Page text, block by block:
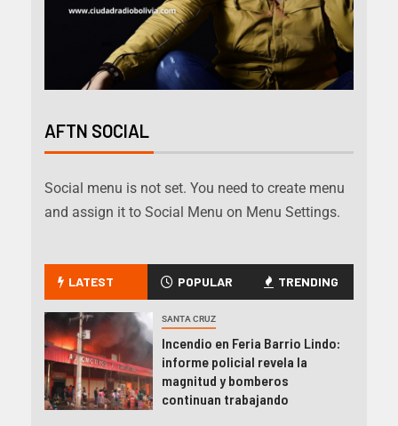
AFTN SOCIAL
Social menu is not set. You need to create menu
and assign it to Social Menu on Menu Settings.
LATEST POPULAR TRENDING
SANTA CRUZ
Incendio en Feria Barrio Lindo:
informe policial revela la
magnitud y bomberos
continuan trabajando